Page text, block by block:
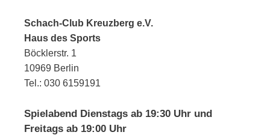
Schach-Club Kreuzberg e.V.
Haus des Sports
Böcklerstr. 1
10969 Berlin
Tel.: 030 6159191
Spielabend Dienstags ab 19:30 Uhr und
Freitags ab 19:00 Uhr